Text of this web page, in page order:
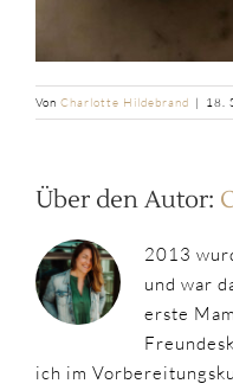
Von Charlotte Hildebrand | 18.
Über den Autor:
2013
und war
erste
ich im